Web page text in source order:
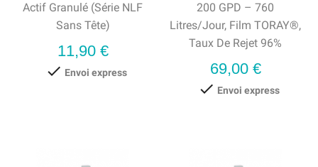
Actif Granulé (série NLF
Sans Tête)
Prix
11,90 €
 Envoi express
200 GPD – 760
Litres/jour, Film TORAY®,
Taux De Rejet 96%
Prix
69,00 €
 Envoi express